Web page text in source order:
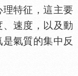
理特征，這主要
、速度，以及動
氣質的集中反